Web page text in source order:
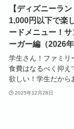
【ディズニーラン
1,000円以下で楽
ードメニュー！
ーガー編（2026年
学生さん！ファミリ
食費はなるべく抑え
欲しい！学生だから
2025年12月28日